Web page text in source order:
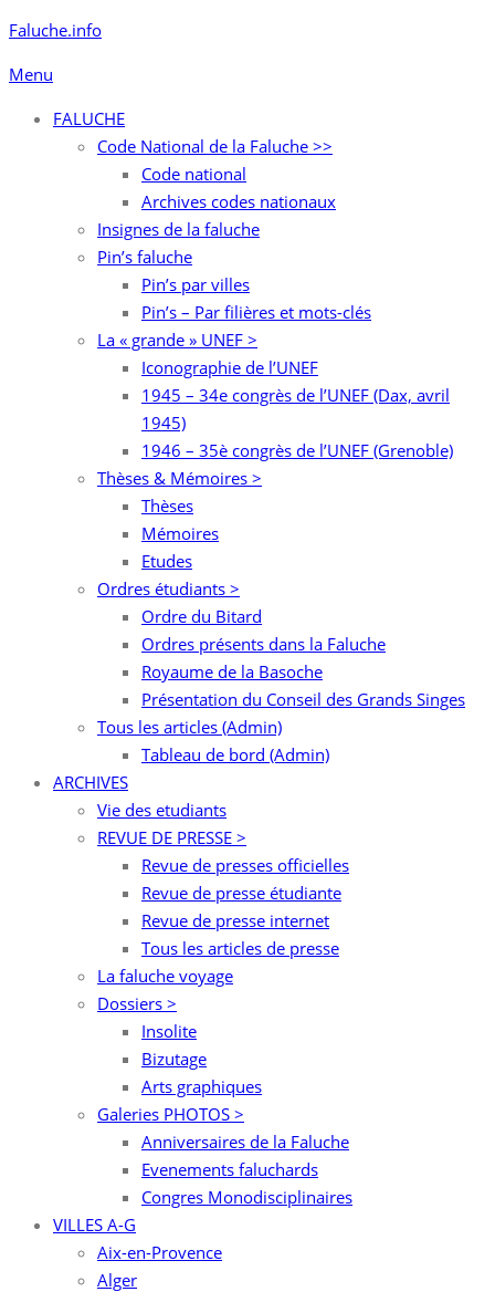
Aller
contenu
Faluche.info
Menu
FALUCHE
Code National de la Faluche >>
Code national
Archives codes nationaux
Insignes de la faluche
Pin’s faluche
Pin’s par villes
Pin’s – Par filières et mots-clés
La « grande » UNEF >
Iconographie de l’UNEF
1945 – 34e congrès de l’UNEF (Dax, avril
1945)
1946 – 35è congrès de l’UNEF (Grenoble)
Thèses & Mémoires >
Thèses
Mémoires
Etudes
Ordres étudiants >
Ordre du Bitard
Ordres présents dans la Faluche
Royaume de la Basoche
Présentation du Conseil des Grands Singes
Tous les articles (Admin)
Tableau de bord (Admin)
ARCHIVES
Vie des etudiants
REVUE DE PRESSE >
Revue de presses officielles
Revue de presse étudiante
Revue de presse internet
Tous les articles de presse
La faluche voyage
Dossiers >
Insolite
Bizutage
Arts graphiques
Galeries PHOTOS >
Anniversaires de la Faluche
Evenements faluchards
Congres Monodisciplinaires
VILLES A-G
Aix-en-Provence
Alger